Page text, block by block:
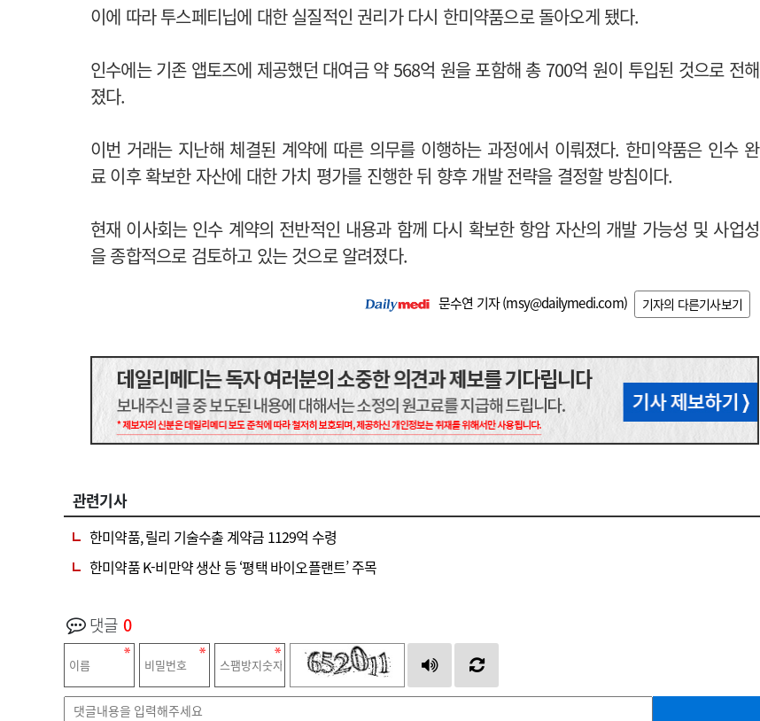
이에 따라 투스페티닙에 대한 실질적인 권리가 다시 한미약품으로 돌아오게 됐다.
인수에는 기존 앱토즈에 제공했던 대여금 약 568억 원을 포함해 총 700억 원이 투입된 것으로 전해
졌다.
이번 거래는 지난해 체결된 계약에 따른 의무를 이행하는 과정에서 이뤄졌다. 한미약품은 인수 완
료 이후 확보한 자산에 대한 가치 평가를 진행한 뒤 향후 개발 전략을 결정할 방침이다.
현재 이사회는 인수 계약의 전반적인 내용과 함께 다시 확보한 항암 자산의 개발 가능성 및 사업성
을 종합적으로 검토하고 있는 것으로 알려졌다.
문수연 기자 (msy@dailymedi.com) 기자의 다른기사보기
관련기사
한미약품, 릴리 기술수출 계약금 1129억 수령
한미약품 K-비만약 생산 등 ‘평택 바이오플랜트’ 주목
댓글 0